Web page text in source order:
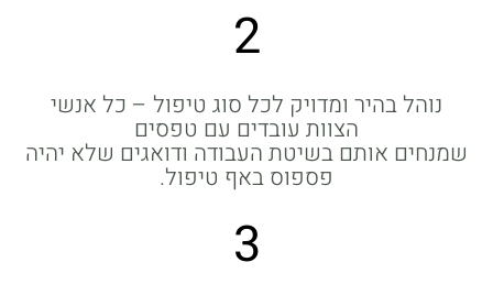
2
נוהל בהיר ומדויק לכל סוג טיפול – כל אנשי
הצוות עובדים עם טפסים
שמנחים אותם בשיטת העבודה ודואגים שלא יהיה
פספוס באף טיפול.
3